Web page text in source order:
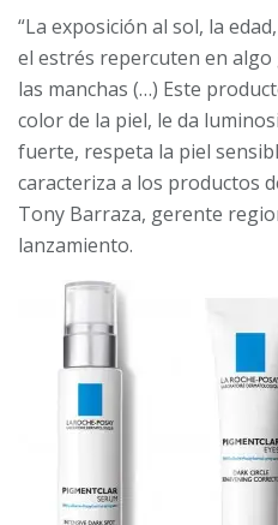
“La exposición al sol, la
el estrés repercuten en
las manchas (…) Este
color de la piel, le da
fuerte, respeta la piel
caracteriza a los productos
Tony Barraza, gerente
lanzamiento.